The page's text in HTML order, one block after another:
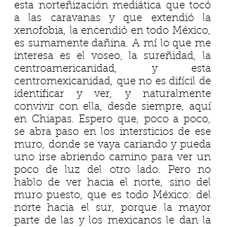
esta norteñización mediática que tocó
a las caravanas y que extendió la
xenofobia, la encendió en todo México,
es sumamente dañina. A mí lo que me
interesa es el voseo, la sureñidad, la
centroamericanidad, y esta
centromexicanidad, que no es difícil de
identificar y ver, y naturalmente
convivir con ella, desde siempre, aquí
en Chiapas. Espero que, poco a poco,
se abra paso en los intersticios de ese
muro, donde se vaya cariando y pueda
uno irse abriendo camino para ver un
poco de luz del otro lado. Pero no
hablo de ver hacia el norte, sino del
muro puesto, que es todo México: del
norte hacia el sur, porque la mayor
parte de las y los mexicanos le dan la